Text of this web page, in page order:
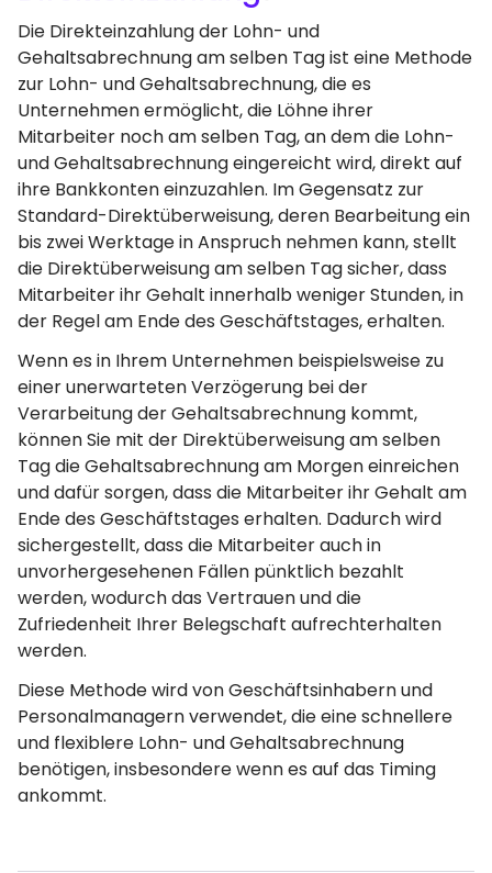
Die Direkteinzahlung der Lohn- und
Gehaltsabrechnung am selben Tag ist eine Methode
zur Lohn- und Gehaltsabrechnung, die es
Unternehmen ermöglicht, die Löhne ihrer
Mitarbeiter noch am selben Tag, an dem die Lohn-
und Gehaltsabrechnung eingereicht wird, direkt auf
ihre Bankkonten einzuzahlen. Im Gegensatz zur
Standard-Direktüberweisung, deren Bearbeitung ein
bis zwei Werktage in Anspruch nehmen kann, stellt
die Direktüberweisung am selben Tag sicher, dass
Mitarbeiter ihr Gehalt innerhalb weniger Stunden, in
der Regel am Ende des Geschäftstages, erhalten.
Wenn es in Ihrem Unternehmen beispielsweise zu
einer unerwarteten Verzögerung bei der
Verarbeitung der Gehaltsabrechnung kommt,
können Sie mit der Direktüberweisung am selben
Tag die Gehaltsabrechnung am Morgen einreichen
und dafür sorgen, dass die Mitarbeiter ihr Gehalt am
Ende des Geschäftstages erhalten. Dadurch wird
sichergestellt, dass die Mitarbeiter auch in
unvorhergesehenen Fällen pünktlich bezahlt
werden, wodurch das Vertrauen und die
Zufriedenheit Ihrer Belegschaft aufrechterhalten
werden.
Diese Methode wird von Geschäftsinhabern und
Personalmanagern verwendet, die eine schnellere
und flexiblere Lohn- und Gehaltsabrechnung
benötigen, insbesondere wenn es auf das Timing
ankommt.